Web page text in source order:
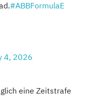
#ABBFormulaE
4, 2026
eine Zeitstrafe